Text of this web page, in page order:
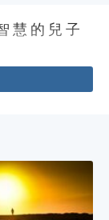
慧 的 兒 子